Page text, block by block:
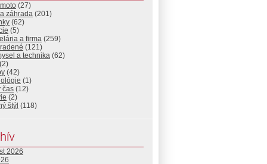
(27)
záhrada (201)
(62)
(5)
a firma (259)
(121)
a technika (62)
(2)
(42)
(1)
čas (12)
(2)
štýl (118)
2026